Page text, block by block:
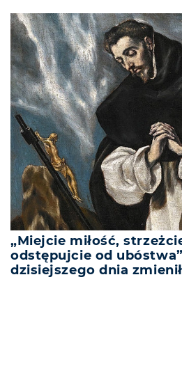
„Miejcie miłość,
odstępujcie od
dzisiejszego dnia